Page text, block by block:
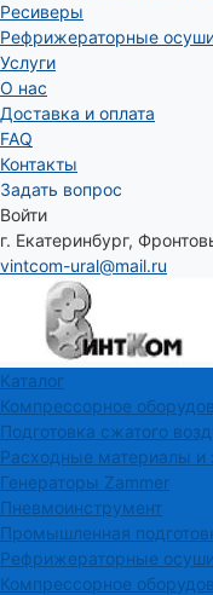
Ресиверы
Рефрижераторные
Услуги
О нас
Доставка и оплата
FAQ
Контакты
Задать вопрос
Войти
г. Екатеринбург,
vintcom-ural@mail.ru
Каталог
Компрессорное
Подготовка сжатого
Расходные материалы и
Генераторы Zammer
Пневмоинструмент
Промышленная
Рефрижераторные
Компрессорное